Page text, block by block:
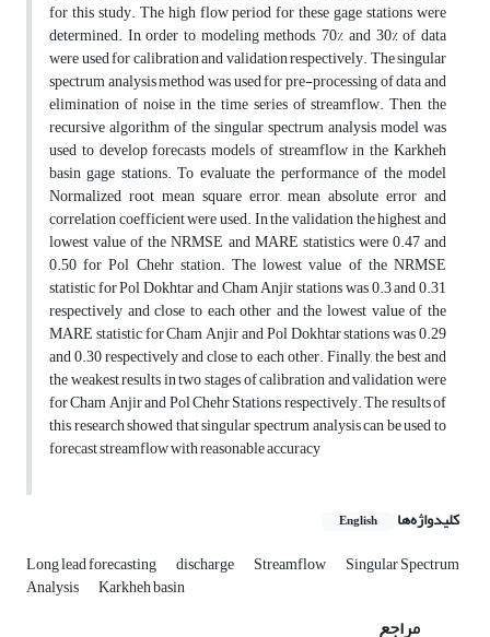
for this study. The high flow period for these gage stations were
determined. In order to modeling methods, 70% and 30% of data
were used for calibration and validation respectively. The singular
spectrum analysis method was used for pre-processing of data and
elimination of noise in the time series of streamflow. Then, the
recursive algorithm of the singular spectrum analysis model was
used to develop forecasts models of streamflow in the Karkheh
basin gage stations. To evaluate the performance of the model
Normalized root mean square error, mean absolute error and
correlation coefficient were used. In the validation the highest and
lowest value of the NRMSE and MARE statistics were 0.47 and
0.50 for Pol Chehr station. The lowest value of the NRMSE
statistic for Pol Dokhtar and Cham Anjir stations was 0.3 and 0.31
respectively and close to each other and the lowest value of the
MARE statistic for Cham Anjir and Pol Dokhtar stations was 0.29
and 0.30 respectively and close to each other. Finally, the best and
the weakest results in two stages of calibration and validation were
for Cham Anjir and Pol Chehr Stations respectively. The results of
this research showed that singular spectrum analysis can be used to
forecast streamflow with reasonable accuracy
کلیدواژه‌ها English
Long lead forecasting discharge Streamflow Singular Spectrum
Analysis Karkheh basin
مراجع